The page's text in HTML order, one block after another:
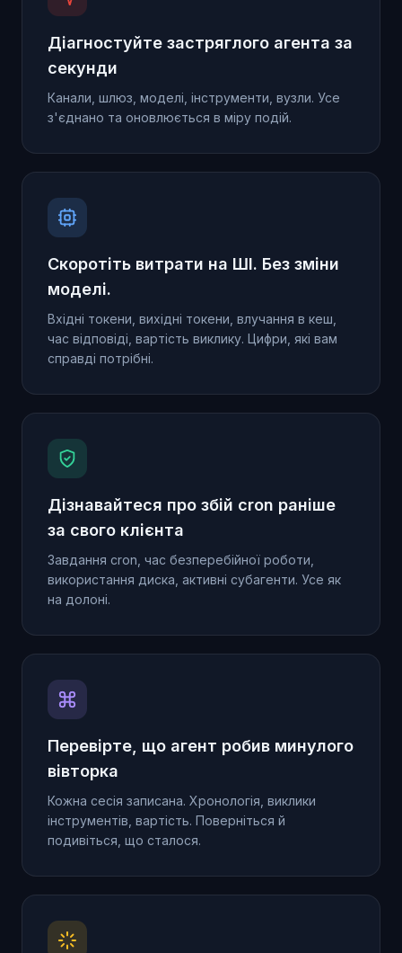
Діагностуйте застряглого агента за
секунди
Канали, шлюз, моделі, інструменти, вузли. Усе
з'єднано та оновлюється в міру подій.
Скоротіть витрати на ШІ. Без зміни
моделі.
Вхідні токени, вихідні токени, влучання в кеш,
час відповіді, вартість виклику. Цифри, які вам
справді потрібні.
Дізнавайтеся про збій cron раніше
за свого клієнта
Завдання cron, час безперебійної роботи,
використання диска, активні субагенти. Усе як
на долоні.
Перевірте, що агент робив минулого
вівторка
Кожна сесія записана. Хронологія, виклики
інструментів, вартість. Поверніться й
подивіться, що сталося.